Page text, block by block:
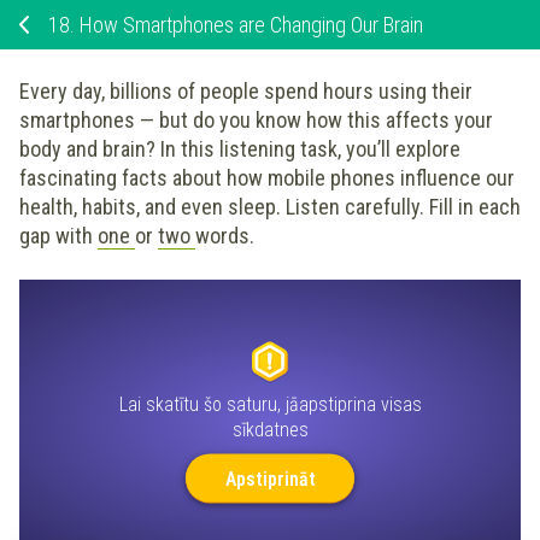
18. How Smartphones are Changing Our Brain
Every day, billions of people spend hours using their
smartphones — but do you know how this affects your
body and brain? In this listening task, you’ll explore
fascinating facts about how mobile phones influence our
health, habits, and even sleep. Listen carefully. Fill in each
gap with one or twowords.
Lai skatītu šo saturu, jāapstiprina visas
sīkdatnes
Apstiprināt